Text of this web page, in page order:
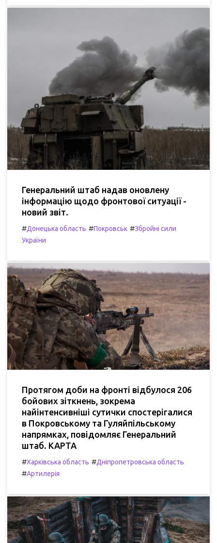
Генеральний штаб надав оновлену
інформацію щодо фронтової ситуації -
новий звіт.
#Донецька область #Покровськ #Збройні сили
України
Протягом доби на фронті відбулося 206
бойових зіткнень, зокрема
найінтенсивніші сутички спостерігалися
в Покровському та Гуляйпільському
напрямках, повідомляє Генеральний
штаб. КАРТА
#Харківська область #Дніпропетровська область
#Артилерія